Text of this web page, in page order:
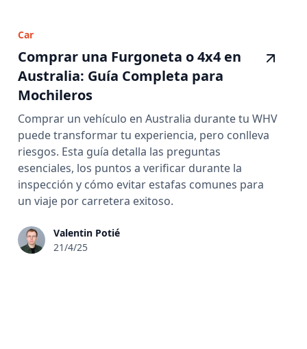
Car
Comprar una Furgoneta o 4x4 en
Australia: Guía Completa para
Mochileros
Comprar un vehículo en Australia durante tu WHV
puede transformar tu experiencia, pero conlleva
riesgos. Esta guía detalla las preguntas
esenciales, los puntos a verificar durante la
inspección y cómo evitar estafas comunes para
un viaje por carretera exitoso.
Valentin Potié
21/4/25